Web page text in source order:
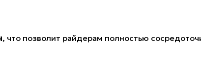
, что позволит райдерам полностью